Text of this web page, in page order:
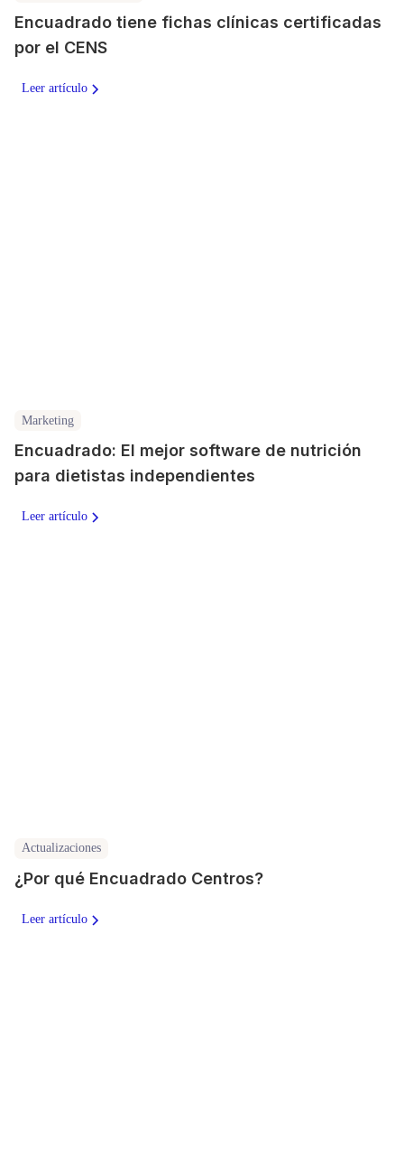
Encuadrado tiene fichas clínicas certificadas
por el CENS
Leer artículo
Marketing
Encuadrado: El mejor software de nutrición
para dietistas independientes
Leer artículo
Actualizaciones
¿Por qué Encuadrado Centros?
Leer artículo